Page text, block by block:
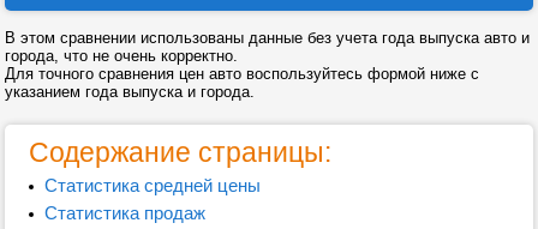
В этом сравнении использованы данные без учета года выпуска авто и
города, что не очень корректно.
Для точного сравнения цен авто воспользуйтесь формой ниже с
указанием года выпуска и города.
Содержание страницы:
Статистика средней цены
Статистика продаж